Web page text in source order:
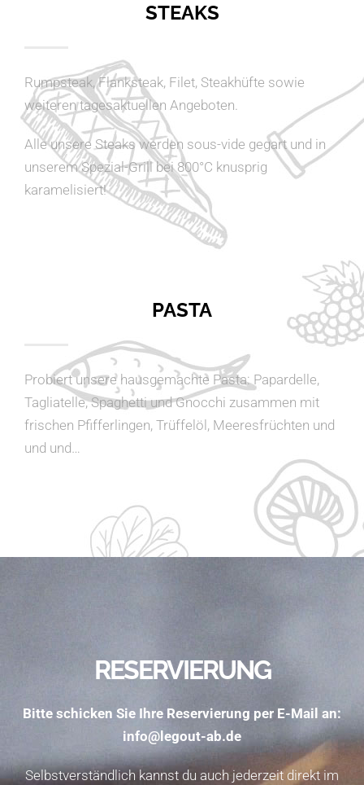
STEAKS
Rumpsteak, Flanksteak, Filet, Steakhüfte sowie
weiteren tagesaktuellen Angeboten.
Alle unsere Steaks werden sous-vide gegart und in
unserem Spezial-Grill bei 800°C knusprig
karamelisiert!
PASTA
Probiert unsere hausgemachte Pasta: Papardelle,
Tagliatelle, Spaghetti und Gnocchi zusammen mit
frischen Pfifferlingen, Trüffelöl, Meeresfrüchten und
und und…
RESERVIERUNG
Bitte schicken Sie Ihre Reservierung per E-Mail an:
info@legout-ab.de
Selbstverständlich kannst du auch jederzeit direkt im